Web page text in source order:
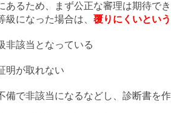
るため、まず公正な審理は期待でき
になった場合は、 覆りにくいとい
非該当となっている
明が取れない
で非該当になるなどし、診断書を